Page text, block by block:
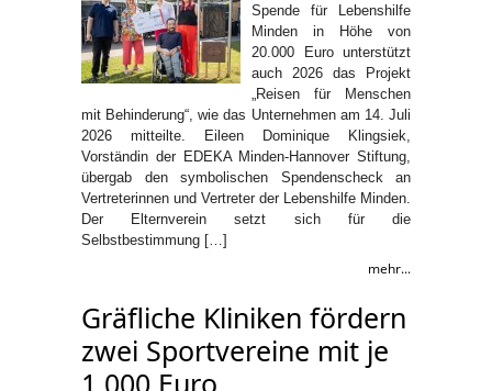
Spende für Lebenshilfe
Minden in Höhe von
20.000 Euro unterstützt
auch 2026 das Projekt
„Reisen für Menschen
mit Behinderung“, wie das Unternehmen am 14. Juli
2026 mitteilte. Eileen Dominique Klingsiek,
Vorständin der EDEKA Minden-Hannover Stiftung,
übergab den symbolischen Spendenscheck an
Vertreterinnen und Vertreter der Lebenshilfe Minden.
Der Elternverein setzt sich für die
Selbstbestimmung […]
mehr...
Gräfliche Kliniken fördern
zwei Sportvereine mit je
1.000 Euro